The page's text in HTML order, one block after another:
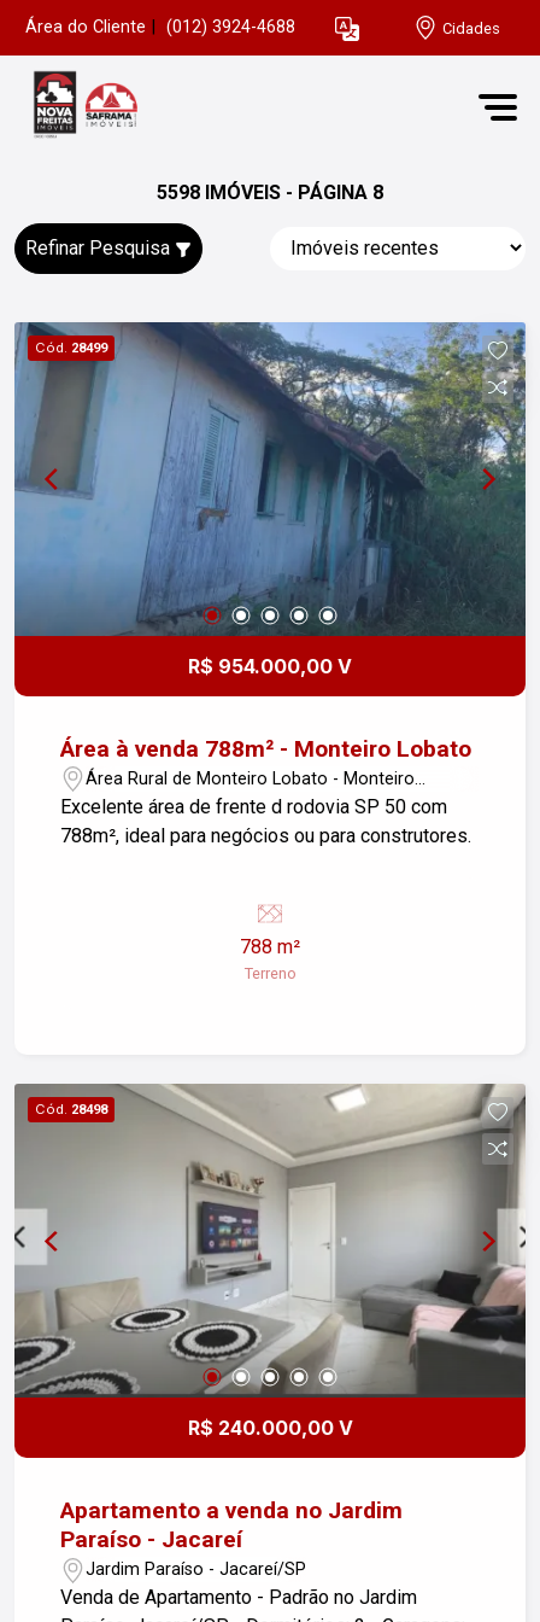
Área do Cliente (012) 3924-4688 Cidades
5598 IMÓVEIS - PÁGINA 8
Refinar Pesquisa
Cód. 28499
R$ 954.000,00 V
Área à venda 788m² - Monteiro Lobato
Área Rural de Monteiro Lobato - Monteiro
Lobato/SP
Excelente área de frente d rodovia SP 50 com
788m², ideal para negócios ou para construtores.
788 m²
Terreno
Cód. 28498
R$ 240.000,00 V
Apartamento a venda no Jardim
Paraíso - Jacareí
Jardim Paraíso - Jacareí/SP
Venda de Apartamento - Padrão no Jardim